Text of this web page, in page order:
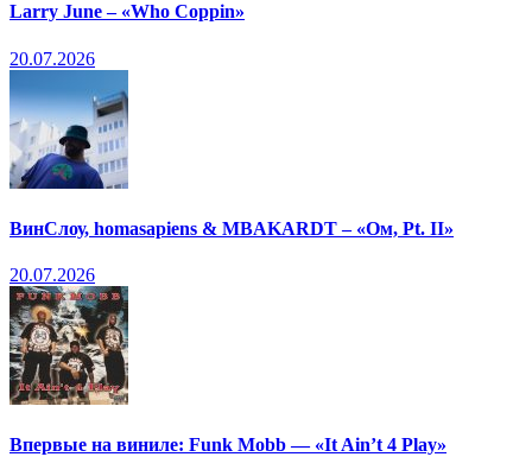
Larry June – «Who Coppin»
20.07.2026
ВинСлоу, homasapiens & MBAKARDT – «Ом, Pt. II»
20.07.2026
Впервые на виниле: Funk Mobb — «It Ain’t 4 Play»